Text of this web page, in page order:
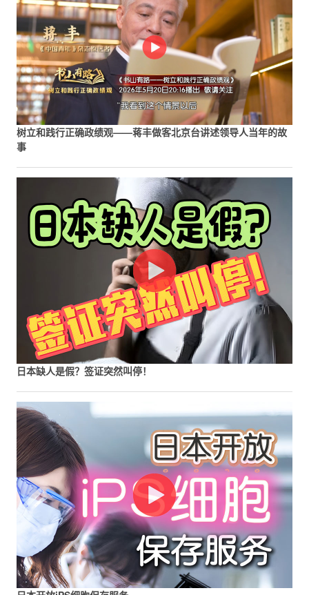
树立和践行正确政绩观——蒋丰做客北京台讲述领导人当年的故
事
日本缺人是假？签证突然叫停！